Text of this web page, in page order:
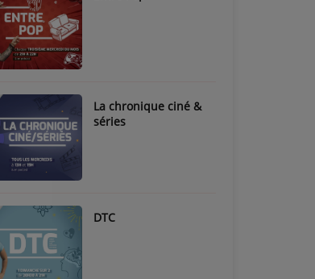
La chronique ciné &
séries
DTC